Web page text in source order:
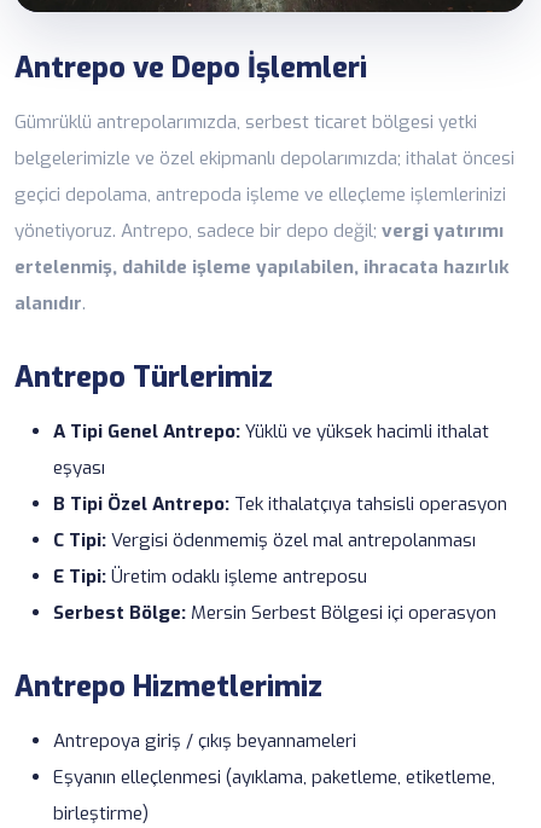
Antrepo ve Depo İşlemleri
Gümrüklü antrepolarımızda, serbest ticaret bölgesi yetki
belgelerimizle ve özel ekipmanlı depolarımızda; ithalat öncesi
geçici depolama, antrepoda işleme ve elleçleme işlemlerinizi
yönetiyoruz. Antrepo, sadece bir depo değil; vergi yatırımı
ertelenmiş, dahilde işleme yapılabilen, ihracata hazırlık
alanıdır.
Antrepo Türlerimiz
A Tipi Genel Antrepo: Yüklü ve yüksek hacimli ithalat
eşyası
B Tipi Özel Antrepo: Tek ithalatçıya tahsisli operasyon
C Tipi: Vergisi ödenmemiş özel mal antrepolanması
E Tipi: Üretim odaklı işleme antreposu
Serbest Bölge: Mersin Serbest Bölgesi içi operasyon
Antrepo Hizmetlerimiz
Antrepoya giriş / çıkış beyannameleri
Eşyanın elleçlenmesi (ayıklama, paketleme, etiketleme,
birleştirme)